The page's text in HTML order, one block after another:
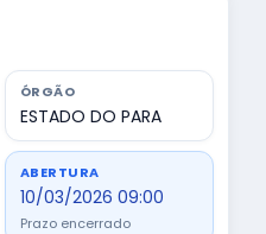
ÓRGÃO
ESTADO DO PARA
ABERTURA
10/03/2026 09:00
Prazo encerrado